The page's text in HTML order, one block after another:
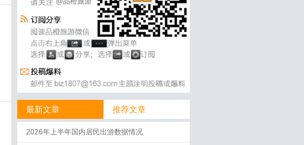
最新文章 推荐文章
2026年上半年国内居民出游数据情况